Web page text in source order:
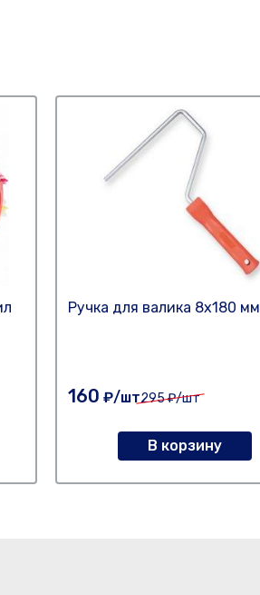
Ручка для валика 8х180 мм
160 ₽/шт295₽/шт
В корзину